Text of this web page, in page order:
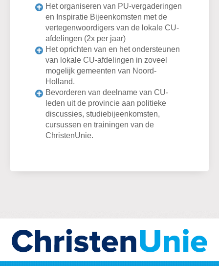
Het organiseren van PU-vergaderingen
en Inspiratie Bijeenkomsten met de
vertegenwoordigers van de lokale CU-
afdelingen (2x per jaar)
Het oprichten van en het ondersteunen
van lokale CU-afdelingen in zoveel
mogelijk gemeenten van Noord-
Holland.
Bevorderen van deelname van CU-
leden uit de provincie aan politieke
discussies, studiebijeenkomsten,
cursussen en trainingen van de
ChristenUnie.
Home